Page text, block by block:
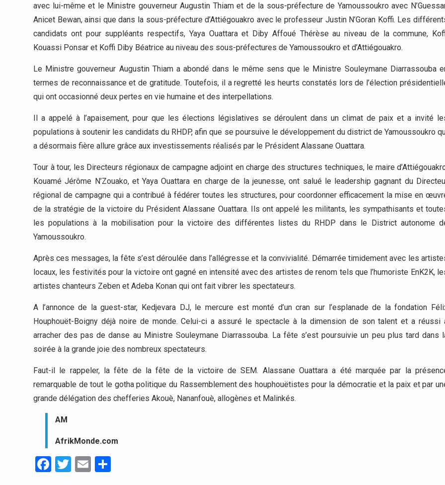
avec lui-même et le Ministre gouverneur Augustin Thiam et de la sous-préfecture de Yamoussoukro avec
Anicet Bewan, ainsi que dans la sous-préfecture d’Attiégouakro avec le professeur Justin N’Goran Koffi. Les
candidats ont pour suppléants respectifs, Yaya Ouattara et Diby Affoué Thérèse au niveau de la commune,
Kouassi Ponsar et Koffi Diby Béatrice au niveau des sous-préfectures de Yamoussoukro et d’Attiégouakro.
Le Ministre gouverneur Augustin Thiam a abondé dans le même sens que le Ministre Souleymane Diarrassouba
termes de reconnaissance et de gratitude. Toutefois, il a regretté les heurts constatés lors de l’élection
qui ont occasionné deux pertes en vie humaine et des interpellations.
Il a appelé à l’apaisement, pour que les élections législatives se déroulent dans un climat de paix et a invité
populations à soutenir les candidats du RHDP, afin que se poursuive le développement du district de Yamoussoukro
a désormais fière allure grâce aux investissements réalisés par le Président Alassane Ouattara.
Tour à tour, les Directeurs régionaux de campagne adjoint en charge des structures techniques, le maire
Kouamé Jérôme N’Zouako, et Yaya Ouattara en charge de la jeunesse, ont salué le leadership gagnant du
régional de campagne qui a contribué à fédérer toutes les structures, pour coordonner efficacement la mise en
de la stratégie de la victoire du Président Alassane Ouattara. Ils ont appelé les militants, les sympathisants et
les populations à la mobilisation pour la victoire des différentes listes du RHDP dans le District autonome
Yamoussoukro.
Après ces messages, la fête s’est déroulée dans l’allégresse et la convivialité. Démarrée timidement avec les
locaux, les festivités pour la victoire ont gagné en intensité avec des artistes de renom tels que l’humoriste EnK2K,
artistes chanteurs Zeben et Adeba Konan qui ont fait vibrer les spectateurs.
A l’annonce de la guest-star, Kedjevara DJ, le mercure est monté d’un cran sur l’esplanade de la fondation
Houphouët-Boigny déjà noire de monde. Celui-ci a assuré le spectacle à la dimension de son talent et a réussi
arracher des pas de danse au Ministre Souleymane Diarrassouba. La fête s’est poursuivie un peu plus tard dans
soirée à la grande joie des nombreux spectateurs.
Faut-il le rappeler, la fête de la fête de la victoire de SEM. Alassane Ouattara a été marquée par la
remarquable de tout le gotha politique du Rassemblement des houphouëtistes pour la démocratie et la paix et par
grande délégation des chefferies Akouè, Nananfouè, allogènes et Malinkés.
AM
AfrikMonde.com
Facebook
Twitter
Email